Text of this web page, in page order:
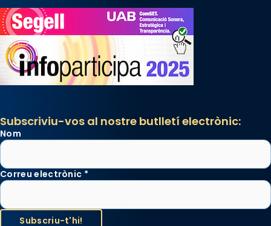
Subscriviu-vos al nostre butlletí electrònic:
Nom
Correu electrònic *